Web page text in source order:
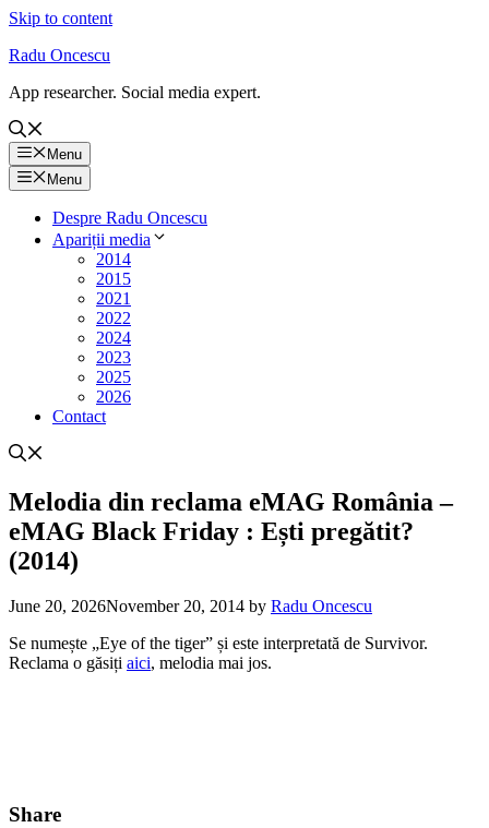
Skip to content
Radu Oncescu
App researcher. Social media expert.
Menu
Menu
Despre Radu Oncescu
Apariții media
2014
2015
2021
2022
2024
2023
2025
2026
Contact
Melodia din reclama eMAG România –
eMAG Black Friday : Ești pregătit?
(2014)
June 20, 2026November 20, 2014 by Radu Oncescu
Se numește „Eye of the tiger” și este interpretată de Survivor.
Reclama o găsiți aici, melodia mai jos.
Share